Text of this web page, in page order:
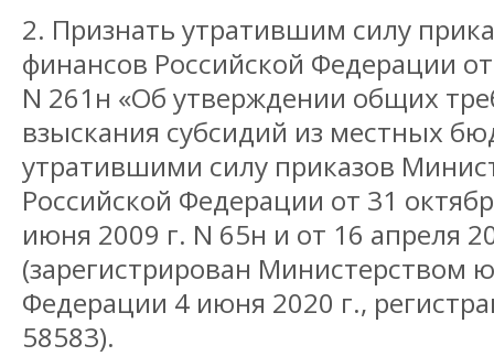
2. Признать утратившим силу
финансов Российской Федерации
N 261н «Об утверждении общих
взыскания субсидий из местных
утратившими силу приказов
Российской Федерации от 31
июня 2009 г. N 65н и от 16 апреля
(зарегистрирован Министерством
Федерации 4 июня 2020 г.,
58583).